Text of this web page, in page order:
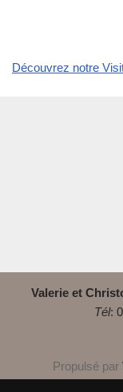
Découvrez notre
Valerie et
Tél:
Propulsé par